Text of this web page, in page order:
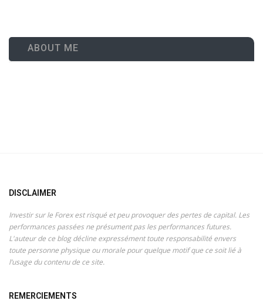
ABOUT ME
DISCLAIMER
Investir sur le Forex est risqué et peu provoquer des pertes de capital. Les
performances passées ne présument pas les performances futures.
L'auteur de ce blog décline expressément toute responsabilité envers
toute personne physique ou morale pour quelque motif que ce soit lié à
l’usage du contenu de ce site.
REMERCIEMENTS